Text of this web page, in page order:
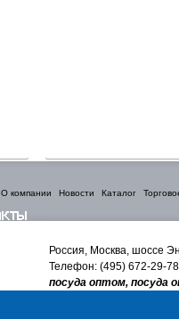
О компании Новости Каталог
Россия, Москва, шоссе
Телефон: (495) 672-29-
посуда оптом, посуда